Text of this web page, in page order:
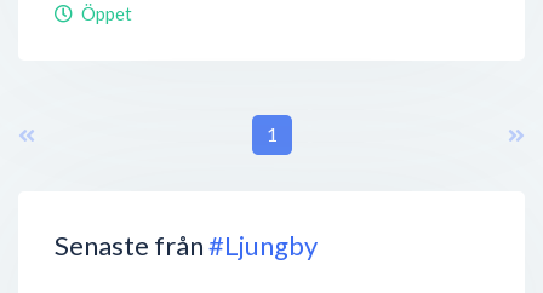
Senaste från#Ljungby
Öppet
1